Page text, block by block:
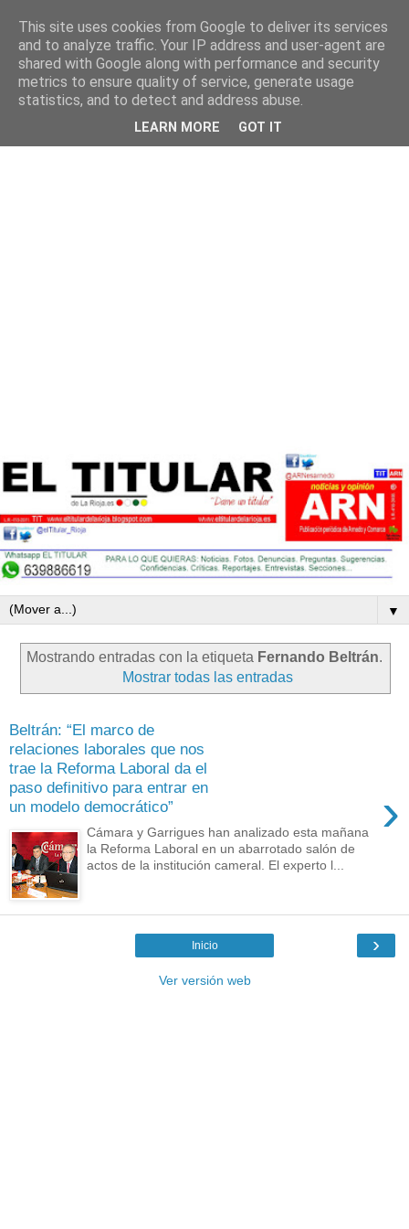
▼
Mostrando entradas con la etiqueta Fernando Beltrán.
Mostrar todas las entradas
Beltrán: “El marco de
relaciones laborales que nos
trae la Reforma Laboral da el
paso definitivo para entrar en
un modelo democrático”
›
Cámara y Garrigues han analizado esta mañana
la Reforma Laboral en un abarrotado salón de
actos de la institución cameral. El experto l...
›
Inicio
Ver versión web
This site uses cookies from Google to deliver its services
and to analyze traffic. Your IP address and user-agent are
shared with Google along with performance and security
metrics to ensure quality of service, generate usage
statistics, and to detect and address abuse.
LEARN MORE GOT IT